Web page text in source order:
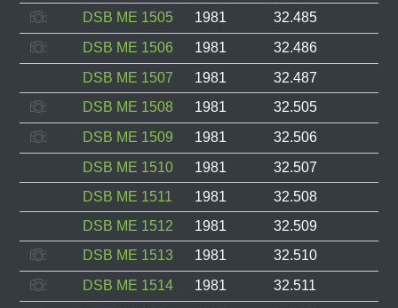
DSB ME 1505
1981 32.485
DSB ME 1506
1981 32.486
DSB ME 1507
1981 32.487
DSB ME 1508
1981 32.505
DSB ME 1509
1981 32.506
DSB ME 1510
1981 32.507
DSB ME 1511
1981 32.508
DSB ME 1512
1981 32.509
DSB ME 1513
1981 32.510
DSB ME 1514
1981 32.511